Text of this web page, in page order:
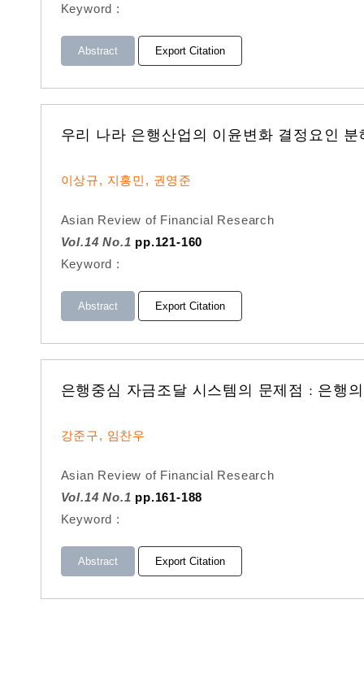
Keyword :
Abstract Export Citation
우리 나라 은행산업의 이윤변화 결정요인 분
이상규, 지홍민, 권영준
Asian Review of Financial Research
Vol.14 No.1 pp.121-160
Keyword :
Abstract Export Citation
은행중심 자금조달 시스템의 문제점 : 은행
강준구, 임찬우
Asian Review of Financial Research
Vol.14 No.1 pp.161-188
Keyword :
Abstract Export Citation